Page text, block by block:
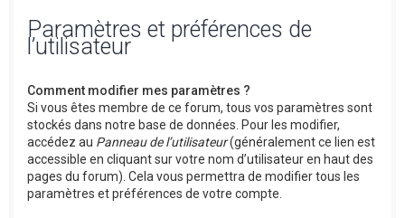
Paramètres et préférences de
l’utilisateur
Comment modifier mes paramètres ?
Si vous êtes membre de ce forum, tous vos paramètres sont
stockés dans notre base de données. Pour les modifier,
accédez au Panneau de l’utilisateur(généralement ce lien est
accessible en cliquant sur votre nom d’utilisateur en haut des
pages du forum). Cela vous permettra de modifier tous les
paramètres et préférences de votre compte.